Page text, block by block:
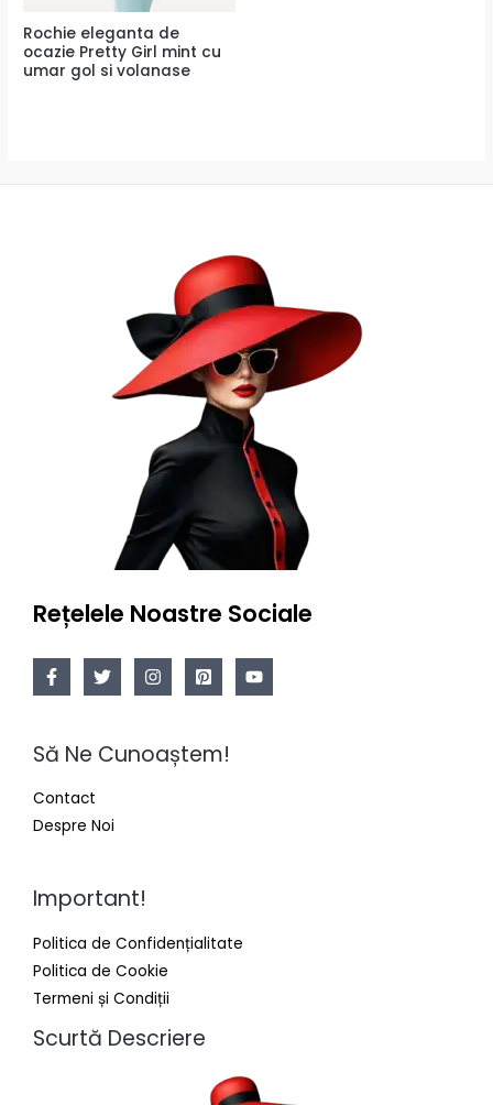
Rochie eleganta de
ocazie Pretty Girl mint cu
umar gol si volanase
Rețelele Noastre Sociale
Să Ne Cunoaștem!
Contact
Despre Noi
Important!
Politica de Confidențialitate
Politica de Cookie
Termeni și Condiții
Scurtă Descriere